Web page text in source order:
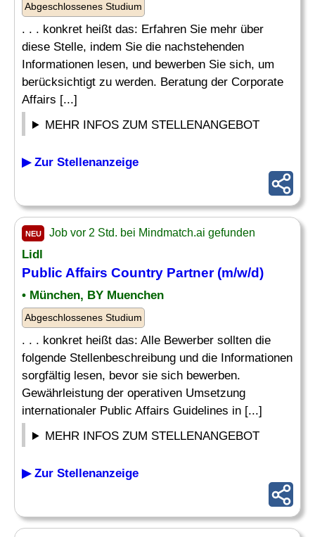
Abgeschlossenes Studium
. . . konkret heißt das: Erfahren Sie mehr über
diese Stelle, indem Sie die nachstehenden
Informationen lesen, und bewerben Sie sich, um
berücksichtigt zu werden. Beratung der Corporate
Affairs [...]
MEHR INFOS ZUM STELLENANGEBOT
▶ Zur Stellenanzeige
NEU Job vor 2 Std. bei Mindmatch.ai gefunden
Lidl
Public Affairs Country Partner (m/w/d)
• München, BY Muenchen
Abgeschlossenes Studium
. . . konkret heißt das: Alle Bewerber sollten die
folgende Stellenbeschreibung und die Informationen
sorgfältig lesen, bevor sie sich bewerben.
Gewährleistung der operativen Umsetzung
internationaler Public Affairs Guidelines in [...]
MEHR INFOS ZUM STELLENANGEBOT
▶ Zur Stellenanzeige